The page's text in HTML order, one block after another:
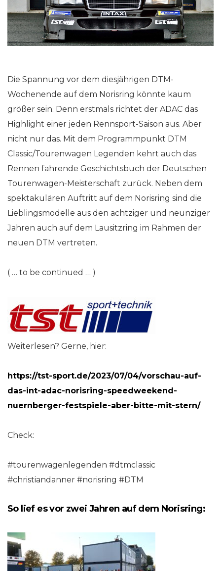
Die Spannung vor dem diesjährigen DTM-
Wochenende auf dem Norisring könnte kaum
größer sein. Denn erstmals richtet der ADAC das
Highlight einer jeden Rennsport-Saison aus. Aber
nicht nur das. Mit dem Programmpunkt DTM
Classic/Tourenwagen Legenden kehrt auch das
Rennen fahrende Geschichtsbuch der Deutschen
Tourenwagen-Meisterschaft zurück. Neben dem
spektakulären Auftritt auf dem Norisring sind die
Lieblingsmodelle aus den achtziger und neunziger
Jahren auch auf dem Lausitzring im Rahmen der
neuen DTM vertreten.
( … to be continued … )
Weiterlesen? Gerne, hier:
https://tst-sport.de/2023/07/04/vorschau-auf-
das-int-adac-norisring-speedweekend-
nuernberger-festspiele-aber-bitte-mit-stern/
Check:
#tourenwagenlegenden #dtmclassic
#christiandanner #norisring #DTM
So lief es vor zwei Jahren auf dem Norisring: